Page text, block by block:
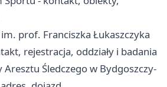
prof. Franciszka Łukaszczyka
rejestracja, oddziały i badania
Aresztu Śledczego w Bydgoszczy-